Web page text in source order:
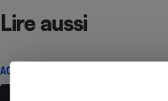
Lire aussi
ACTION QUE CHOISIR ENSEMBLE